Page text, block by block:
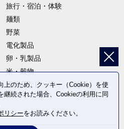
旅行・宿泊・体験
麺類
野菜
電化製品
卵・乳製品
米・穀物
返礼品なし
上のため、クッキー（Cookie）を使
継続された場合、Cookieの利用に同
リシーをお読みください。